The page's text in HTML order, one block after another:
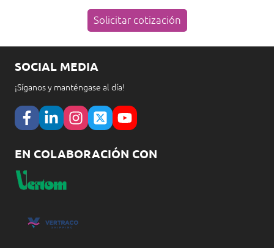
Solicitar cotización
SOCIAL MEDIA
¡Síganos y manténgase al día!
EN COLABORACIÓN CON